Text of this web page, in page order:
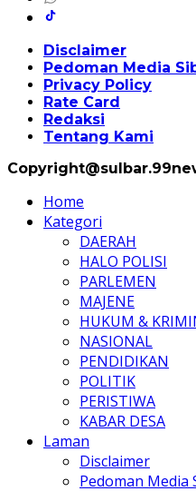
Disclaimer
Pedoman Media
Privacy Policy
Rate Card
Redaksi
Tentang Kami
Home
Kategori
DAERAH
HALO POLISI
PARLEMEN
MAJENE
HUKUM &
NASIONAL
PENDIDIKAN
POLITIK
PERISTIWA
KABAR DESA
Laman
Disclaimer
Pedoman Media